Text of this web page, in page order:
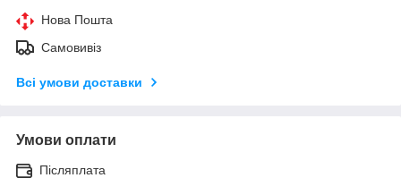
Нова Пошта
Самовивіз
Всі умови доставки
Умови оплати
Післяплата